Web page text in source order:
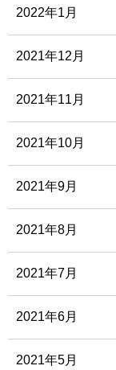
2022年1月
2021年12月
2021年11月
2021年10月
2021年9月
2021年8月
2021年7月
2021年6月
2021年5月